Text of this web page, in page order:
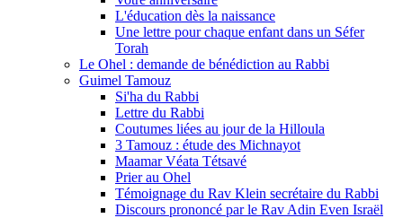
L'éducation dès la naissance
Une lettre pour chaque enfant dans un Séfer
Torah
Le Ohel : demande de bénédiction au Rabbi
Guimel Tamouz
Si'ha du Rabbi
Lettre du Rabbi
Coutumes liées au jour de la Hilloula
3 Tamouz : étude des Michnayot
Maamar Véata Tétsavé
Prier au Ohel
Témoignage du Rav Klein secrétaire du Rabbi
Discours prononcé par le Rav Adin Even Israël